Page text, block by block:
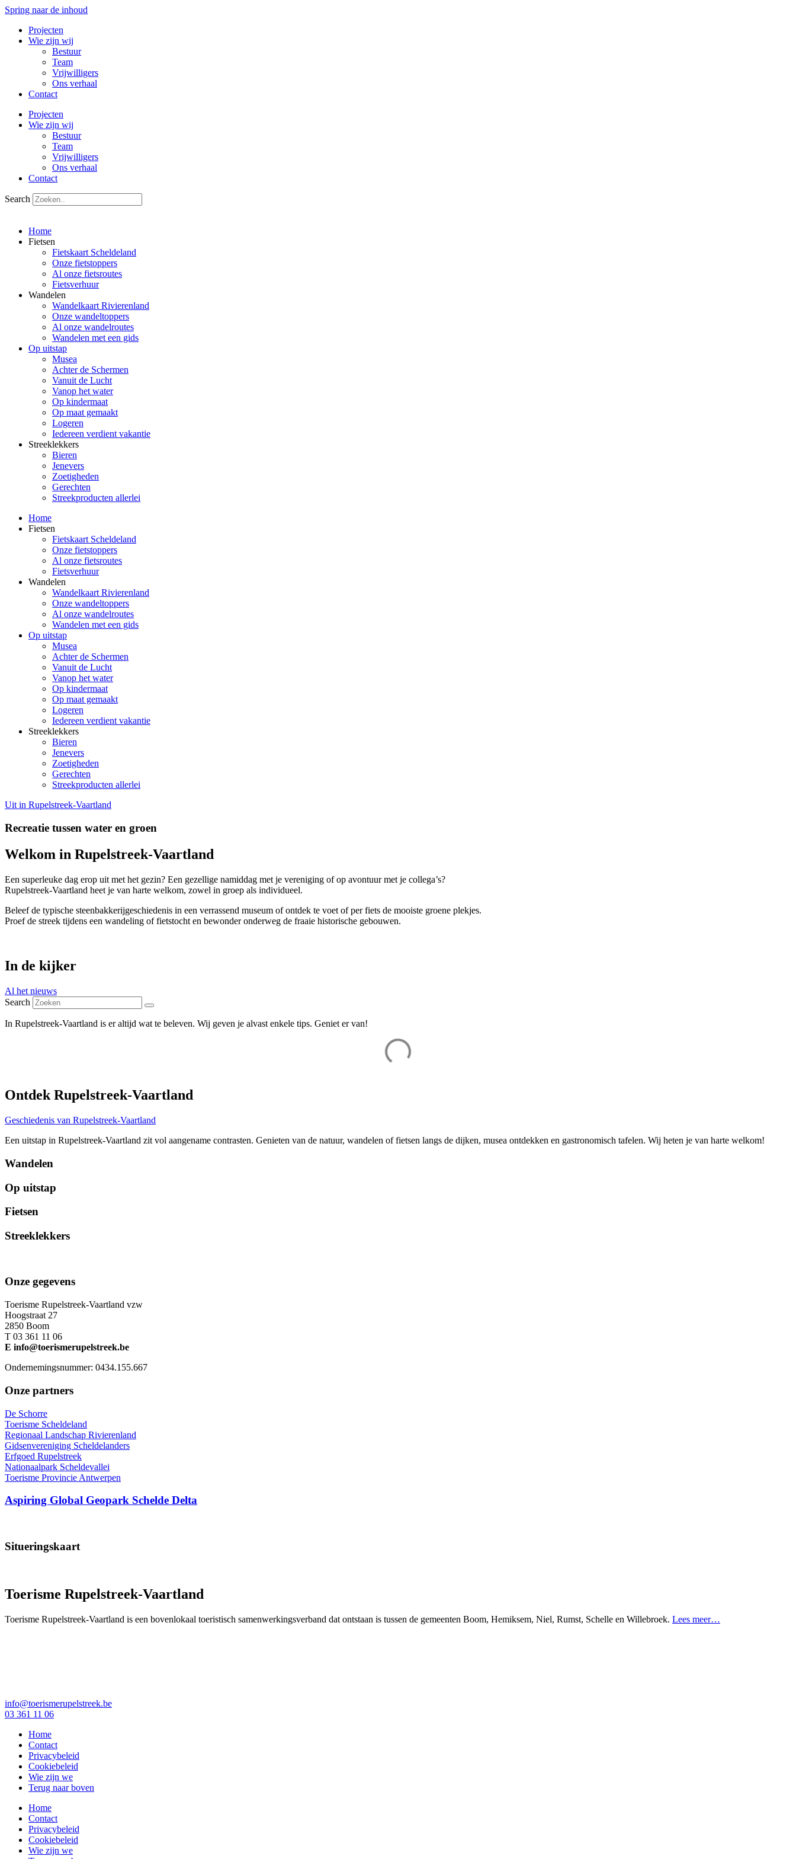
Spring naar de inhoud
Projecten
Wie zijn wij
Bestuur
Team
Vrijwilligers
Ons verhaal
Contact
Projecten
Wie zijn wij
Bestuur
Team
Vrijwilligers
Ons verhaal
Contact
Search
Home
Fietsen
Fietskaart Scheldeland
Onze fietstoppers
Al onze fietsroutes
Fietsverhuur
Wandelen
Wandelkaart Rivierenland
Onze wandeltoppers
Al onze wandelroutes
Wandelen met een gids
Op uitstap
Musea
Achter de Schermen
Vanuit de Lucht
Vanop het water
Op kindermaat
Op maat gemaakt
Logeren
Iedereen verdient vakantie
Streeklekkers
Bieren
Jenevers
Zoetigheden
Gerechten
Streekproducten allerlei
Home
Fietsen
Fietskaart Scheldeland
Onze fietstoppers
Al onze fietsroutes
Fietsverhuur
Wandelen
Wandelkaart Rivierenland
Onze wandeltoppers
Al onze wandelroutes
Wandelen met een gids
Op uitstap
Musea
Achter de Schermen
Vanuit de Lucht
Vanop het water
Op kindermaat
Op maat gemaakt
Logeren
Iedereen verdient vakantie
Streeklekkers
Bieren
Jenevers
Zoetigheden
Gerechten
Streekproducten allerlei
Uit in Rupelstreek-Vaartland
Recreatie tussen water en groen
Welkom in Rupelstreek-Vaartland
Een superleuke dag erop uit met het gezin? Een gezellige namiddag met je vereniging of op avontuur met je collega’s?
Rupelstreek-Vaartland heet je van harte welkom, zowel in groep als individueel.
Beleef de typische steenbakkerijgeschiedenis in een verrassend museum of ontdek te voet of per fiets de mooiste groene plekjes.
Proef de streek tijdens een wandeling of fietstocht en bewonder onderweg de fraaie historische gebouwen.
In de kijker
Al het nieuws
Search
In Rupelstreek-Vaartland is er altijd wat te beleven. Wij geven je alvast enkele tips. Geniet er van!
Ontdek Rupelstreek-Vaartland
Geschiedenis van Rupelstreek-Vaartland
Een uitstap in Rupelstreek-Vaartland zit vol aangename contrasten. Genieten van de natuur, wandelen of fietsen langs de dijken, musea ontdekken en gastronomisch tafelen. Wij heten je van harte welkom!
Wandelen
Op uitstap
Fietsen
Streeklekkers
Onze gegevens
Toerisme Rupelstreek-Vaartland vzw
Hoogstraat 27
2850 Boom
T 03 361 11 06
E info@toerismerupelstreek.be
Ondernemingsnummer: 0434.155.667
Onze partners
De Schorre
Toerisme Scheldeland
Regionaal Landschap Rivierenland
Gidsenvereniging Scheldelanders
Erfgoed Rupelstreek
Nationaalpark Scheldevallei
Toerisme Provincie Antwerpen
Aspiring Global Geopark Schelde Delta
Situeringskaart
Toerisme Rupelstreek-Vaartland
Toerisme Rupelstreek-Vaartland is een bovenlokaal toeristisch samenwerkingsverband dat ontstaan is tussen de gemeenten Boom, Hemiksem, Niel, Rumst, Schelle en Willebroek. Lees meer…
info@toerismerupelstreek.be
03 361 11 06
Home
Contact
Privacybeleid
Cookiebeleid
Wie zijn we
Terug naar boven
Home
Contact
Privacybeleid
Cookiebeleid
Wie zijn we